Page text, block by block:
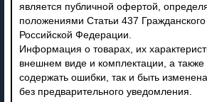
является публичной офертой,
положениями Статьи 437 Гражданского
Российской Федерации.
Информация о товарах, их
внешнем виде и комплектации, а также
содержать ошибки, так и быть
без предварительного уведомления.